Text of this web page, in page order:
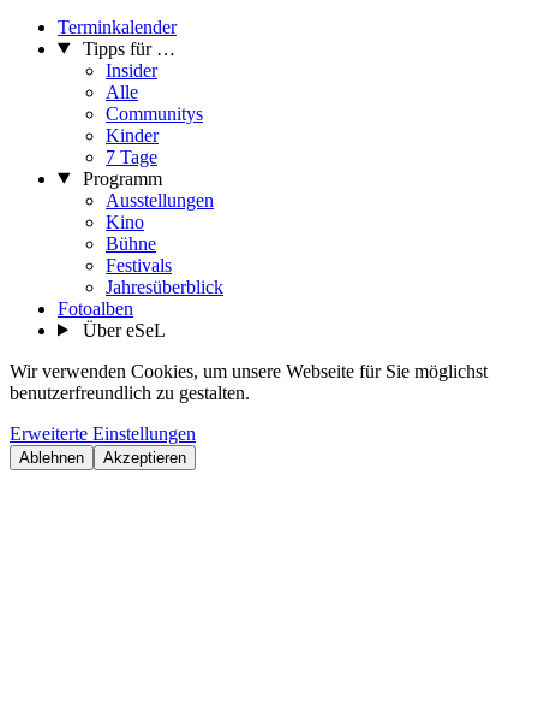
Terminkalender
Tipps für …
Insider
Alle
Communitys
Kinder
7 Tage
Programm
Ausstellungen
Kino
Bühne
Festivals
Jahresüberblick
Fotoalben
Über eSeL
Wir verwenden Cookies, um unsere Webseite für Sie möglichst
benutzerfreundlich zu gestalten.
Erweiterte Einstellungen
Ablehnen Akzeptieren